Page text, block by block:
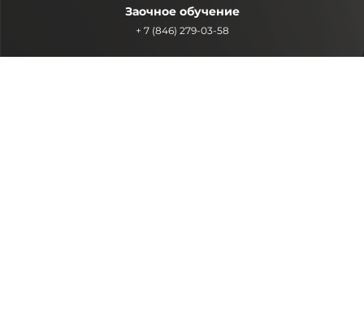
Заочное обучение
+ 7 (846) 279-03-58